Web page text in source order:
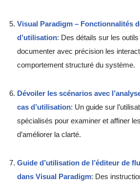
Visual Paradigm – Fonctionnalités
d’utilisation: Des détails sur les
documenter avec précision les
comportement structuré du système.
Dévoiler les scénarios avec
cas d’utilisation: Un guide sur
spécialisés pour examiner et affiner
d’améliorer la clarté.
Guide d’utilisation de l’éditeur de
dans Visual Paradigm: Des